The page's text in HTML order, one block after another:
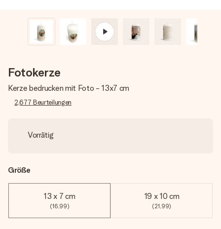
Fotokerze
Kerze bedrucken mit Foto - 13x7 cm
2,677 Beurteilungen
Vorrätig
Größe
13 x 7 cm
(16,99)
19 x 10 cm
(21,99)